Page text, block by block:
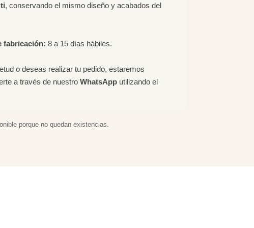
, conservando el mismo diseño y acabados del
fabricación: 8 a 15 días hábiles.
o deseas realizar tu pedido, estaremos
a través de nuestroWhatsApp utilizando el
porque no quedan existencias.